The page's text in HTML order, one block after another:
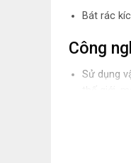
Bát rác
Công
Sử dụng
Dễ dàng